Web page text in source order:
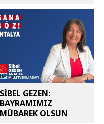
SİBEL GEZEN:
BAYRAMIMIZ
MÜBAREK OLSUN